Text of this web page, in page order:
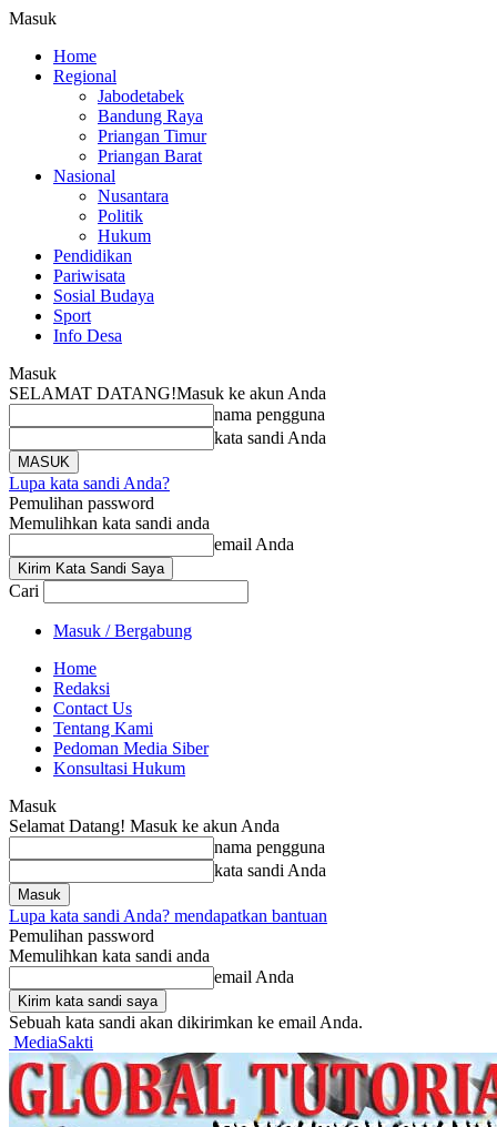
Masuk
Home
Regional
Jabodetabek
Bandung Raya
Priangan Timur
Priangan Barat
Nasional
Nusantara
Politik
Hukum
Pendidikan
Pariwisata
Sosial Budaya
Sport
Info Desa
Masuk
SELAMAT DATANG!Masuk ke akun Anda
nama pengguna
kata sandi Anda
Lupa kata sandi Anda?
Pemulihan password
Memulihkan kata sandi anda
email Anda
Cari
Masuk / Bergabung
Home
Redaksi
Contact Us
Tentang Kami
Pedoman Media Siber
Konsultasi Hukum
Masuk
Selamat Datang! Masuk ke akun Anda
nama pengguna
kata sandi Anda
Lupa kata sandi Anda? mendapatkan bantuan
Pemulihan password
Memulihkan kata sandi anda
email Anda
Sebuah kata sandi akan dikirimkan ke email Anda.
MediaSakti